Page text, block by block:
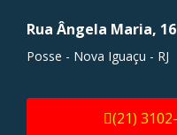
Rua Ângela Maria,
Posse - Nova Iguaçu - RJ
(21)